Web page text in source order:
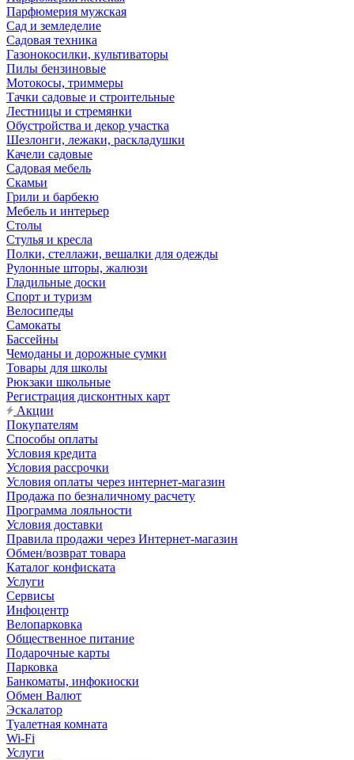
Парфюмерия мужская
Сад и земледелие
Садовая техника
Газонокосилки, культиваторы
Пилы бензиновые
Мотокосы, триммеры
Тачки садовые и строительные
Лестницы и стремянки
Обустройства и декор участка
Шезлонги, лежаки, раскладушки
Качели садовые
Садовая мебель
Скамьи
Грили и барбекю
Мебель и интерьер
Столы
Стулья и кресла
Полки, стеллажи, вешалки для одежды
Рулонные шторы, жалюзи
Гладильные доски
Спорт и туризм
Велосипеды
Самокаты
Бассейны
Чемоданы и дорожные сумки
Товары для школы
Рюкзаки школьные
Регистрация дисконтных карт
Акции
Покупателям
Способы оплаты
Условия кредита
Условия рассрочки
Условия оплаты через интернет-магазин
Продажа по безналичному расчету
Программа лояльности
Условия доставки
Правила продажи через Интернет-магазин
Обмен/возврат товара
Каталог конфиската
Услуги
Сервисы
Инфоцентр
Велопарковка
Общественное питание
Подарочные карты
Парковка
Банкоматы, инфокиоски
Обмен Валют
Эскалатор
Туалетная комната
Wi-Fi
Услуги